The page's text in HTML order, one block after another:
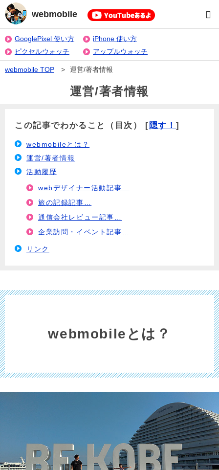
webmobile
GooglePixel 使い方
iPhone 使い方
ピクセルウォッチ
アップルウォッチ
webmobile TOP > 運営/著者情報
運営/著者情報
この記事でわかること（目次） [ 隠す！]
webmobileとは？
運営/著者情報
活動履歴
webデザイナー活動記事…
旅の記録記事…
通信会社レビュー記事…
企業訪問・イベント記事…
リンク
webmobileとは？